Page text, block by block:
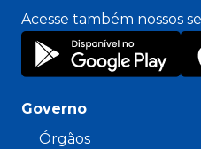
Acesse também nossos
Governo
Órgãos